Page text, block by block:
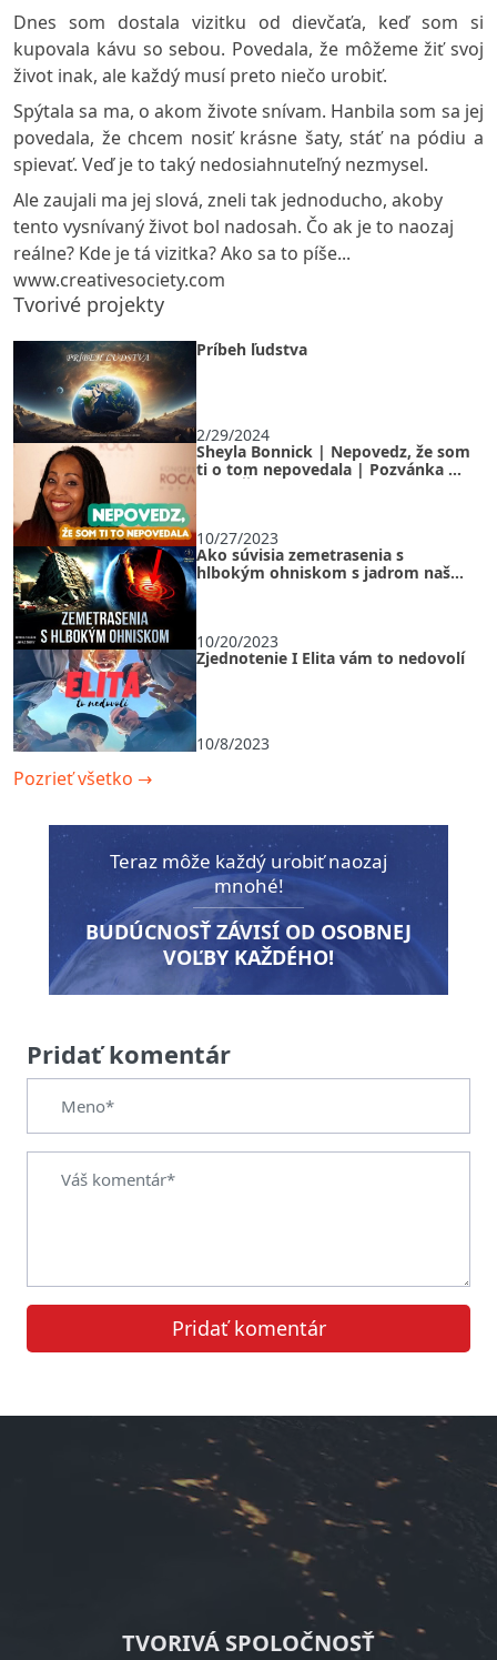
Dnes som dostala vizitku od dievčaťa, keď som si
kupovala kávu so sebou. Povedala, že môžeme žiť svoj
život inak, ale každý musí preto niečo urobiť.
Spýtala sa ma, o akom živote snívam. Hanbila som sa jej
povedala, že chcem nosiť krásne šaty, stáť na pódiu a
spievať. Veď je to taký nedosiahnuteľný nezmysel.
Ale zaujali ma jej slová, zneli tak jednoducho, akoby
tento vysnívaný život bol nadosah. Čo ak je to naozaj
reálne? Kde je tá vizitka? Ako sa to píše...
www.creativesociety.com
Tvorivé projekty
Príbeh ľudstva
2/29/2024
Sheyla Bonnick | Nepovedz, že som
ti o tom nepovedala | Pozvánka do
10/27/2023
Ako súvisia zemetrasenia s
hlbokým ohniskom s jadrom našej
10/20/2023
Zjednotenie I Elita vám to nedovolí
10/8/2023
Pozrieť všetko →
Teraz môže každý urobiť naozaj
mnohé!
BUDÚCNOSŤ ZÁVISÍ OD OSOBNEJ
VOĽBY KAŽDÉHO!
Pridať komentár
Pridať komentár
TVORIVÁ SPOLOČNOSŤ